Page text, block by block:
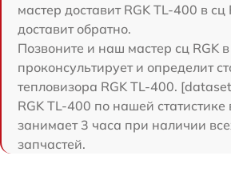
мастер доставит RGK TL-400 в
доставит обратно.
Позвоните и наш мастер сц RGK
проконсультирует и определит
тепловизора RGK TL-400.
RGK TL-400 по нашей статистике
занимает 3 часа при наличии
запчастей.